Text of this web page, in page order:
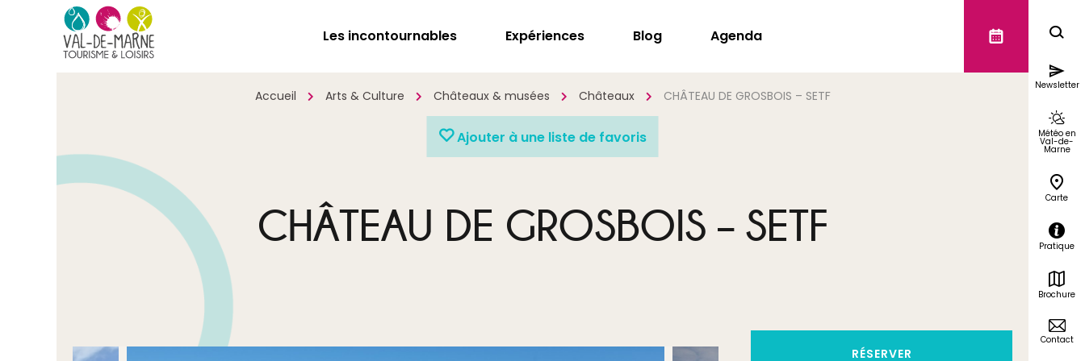
Les incontournables Expériences Blog Agenda
Accueil Arts & Culture Châteaux & musées Châteaux CHÂTEAU DE GROSBOIS – SETF
Newsletter
Météo en
Val-de-
Marne
Carte
Pratique
Brochure
Contact
Ajouter à une liste de favoris
CHÂTEAU DE GROSBOIS – SETF
RÉSERVER